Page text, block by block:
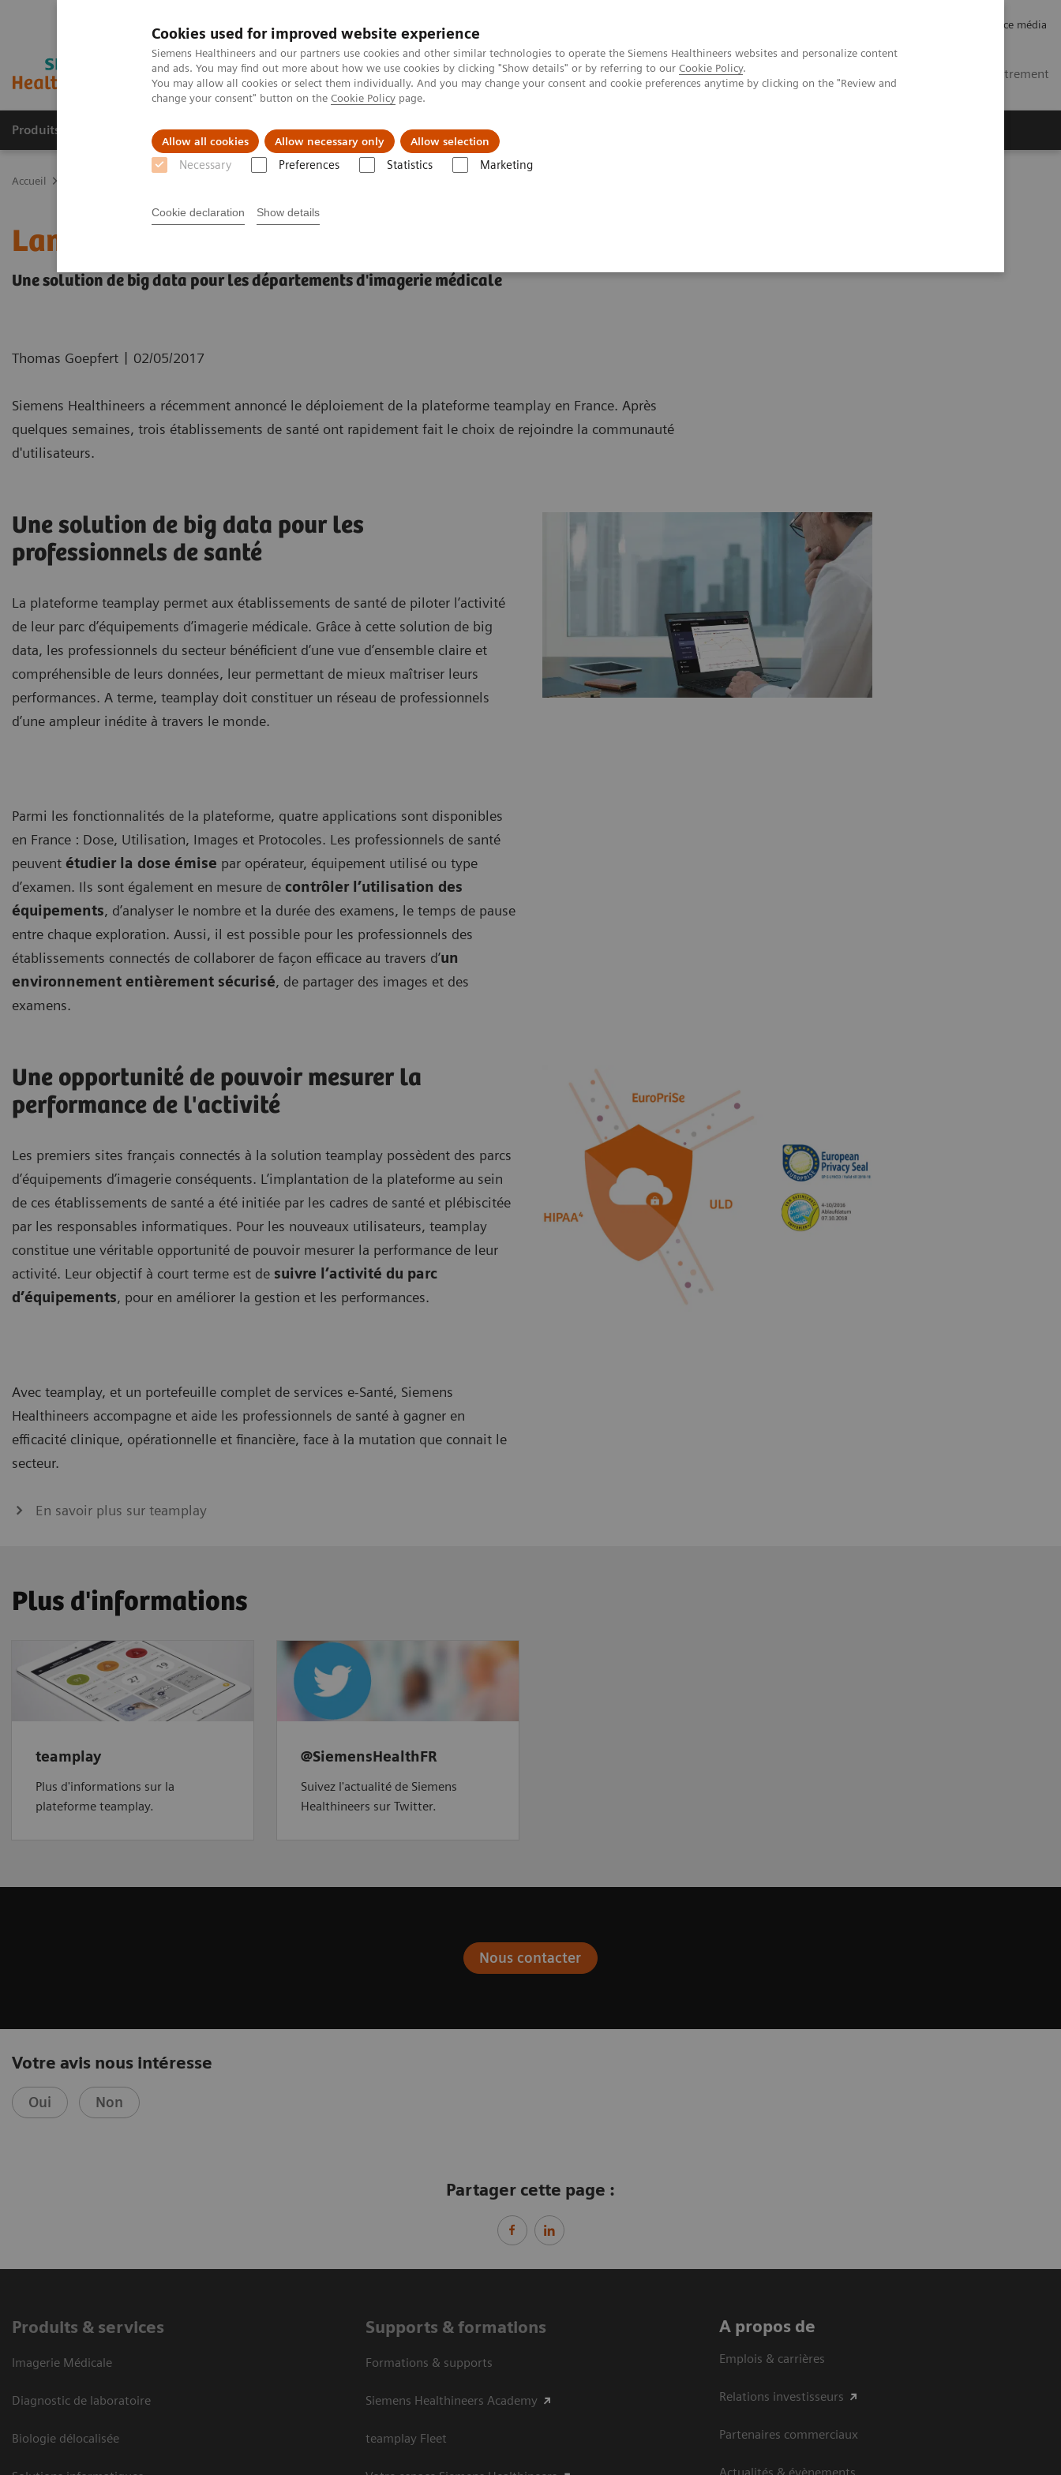
Cookies used for improved website experience
Siemens Healthineers and our partners use cookies and other similar technologies to operate the Siemens Healthineers websites and personalize content
and ads. You may find out more about how we use cookies by clicking "Show details" or by referring to our Cookie Policy.
You may allow all cookies or select them individually. And you may change your consent and cookie preferences anytime by clicking on the "Review and
change your consent" button on the Cookie Policy page.
Allow all cookies Allow necessary only Allow selection
Necessary Preferences Statistics Marketing
Cookie declaration Show details
Espace média
MA Se connecter / Enregistrement
Produits & services Support & formations A propos de
Accueil
Lancement de la plateforme teamplay
Une solution de big data pour les départements d'imagerie médicale
Thomas Goepfert | 02/05/2017
Siemens Healthineers a récemment annoncé le déploiement de la plateforme teamplay en France. Après
quelques semaines, trois établissements de santé ont rapidement fait le choix de rejoindre la communauté
d'utilisateurs.
Une solution de big data pour les
professionnels de santé
La plateforme teamplay permet aux établissements de santé de piloter l’activité
de leur parc d’équipements d’imagerie médicale. Grâce à cette solution de big
data, les professionnels du secteur bénéficient d’une vue d’ensemble claire et
compréhensible de leurs données, leur permettant de mieux maîtriser leurs
performances. A terme, teamplay doit constituer un réseau de professionnels
d’une ampleur inédite à travers le monde.
Parmi les fonctionnalités de la plateforme, quatre applications sont disponibles
en France : Dose, Utilisation, Images et Protocoles. Les professionnels de santé
peuvent étudier la dose émise par opérateur, équipement utilisé ou type
d’examen. Ils sont également en mesure de contrôler l’utilisation des
équipements, d’analyser le nombre et la durée des examens, le temps de pause
entre chaque exploration. Aussi, il est possible pour les professionnels des
établissements connectés de collaborer de façon efficace au travers d’un
environnement entièrement sécurisé, de partager des images et des
examens.
Une opportunité de pouvoir mesurer la
performance de l'activité
Les premiers sites français connectés à la solution teamplay possèdent des parcs
d’équipements d’imagerie conséquents. L’implantation de la plateforme au sein
de ces établissements de santé a été initiée par les cadres de santé et plébiscitée
par les responsables informatiques. Pour les nouveaux utilisateurs, teamplay
constitue une véritable opportunité de pouvoir mesurer la performance de leur
activité. Leur objectif à court terme est de suivre l’activité du parc
d’équipements, pour en améliorer la gestion et les performances.
Avec teamplay, et un portefeuille complet de services e-Santé, Siemens
Healthineers accompagne et aide les professionnels de santé à gagner en
efficacité clinique, opérationnelle et financière, face à la mutation que connait le
secteur.
En savoir plus sur teamplay
Plus d'informations
teamplay
Plus d'informations sur la
plateforme teamplay.
@SiemensHealthFR
Suivez l'actualité de Siemens
Healthineers sur Twitter.
Nous contacter
Votre avis nous intéresse
Oui Non
Partager cette page :
Produits & services
Imagerie Médicale
Diagnostic de laboratoire
Biologie délocalisée
Supports & formations
Formations & supports
Siemens Healthineers Academy
teamplay Fleet
A propos de
Emplois & carrières
Relations investisseurs
Partenaires commerciaux